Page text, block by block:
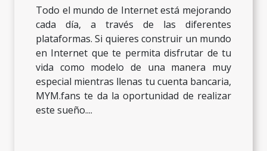
Todo el mundo de Internet está mejorando
cada día, a través de las diferentes
plataformas. Si quieres construir un mundo
en Internet que te permita disfrutar de tu
vida como modelo de una manera muy
especial mientras llenas tu cuenta bancaria,
MYM.fans te da la oportunidad de realizar
este sueño....